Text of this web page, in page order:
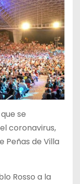
se
coronavirus,
Peñas de Villa
Rosso a la